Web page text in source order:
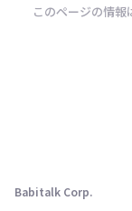
このページの情報
Babitalk Corp.